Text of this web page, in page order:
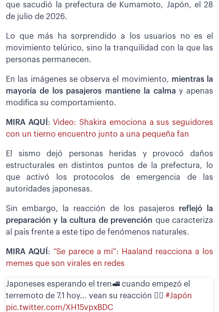
que sacudió la prefectura de Kumamoto, Japón, el 28
de julio de 2026.
Lo que más ha sorprendido a los usuarios no es el
movimiento telúrico, sino la tranquilidad con la que las
personas permanecen.
En las imágenes se observa el movimiento, mientras la
mayoría de los pasajeros mantiene la calma y apenas
modifica su comportamiento.
MIRA AQUÍ : Video: Shakira emociona a sus seguidores
con un tierno encuentro junto a una pequeña fan
El sismo dejó personas heridas y provocó daños
estructurales en distintos puntos de la prefectura, lo
que activó los protocolos de emergencia de las
autoridades japonesas.
Sin embargo, la reacción de los pasajeros reflejó la
preparación y la cultura de prevención que caracteriza
al país frente a este tipo de fenómenos naturales.
MIRA AQUÍ : “Se parece a mí”: Haaland reacciona a los
memes que son virales en redes
Japoneses esperando el tren🚅 cuando empezó el
terremoto de 7.1 hoy... vean su reacción 🧘‍♀️ #Japón
pic.twitter.com/XH15vpxBDC